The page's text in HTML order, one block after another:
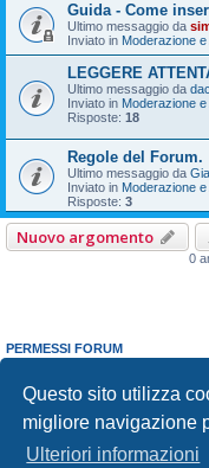
Questo sito utilizza
migliore navigazione
Ulteriori informazioni
Guida - Come
Ultimo messaggio da
Inviato in Moderazione e
LEGGERE
Ultimo messaggio da
Inviato in Moderazione e
Risposte: 18
Regole del Forum.
Ultimo messaggio da
Inviato in Moderazione e
Risposte: 3
Nuovo argomento
0
PERMESSI FORUM
Non puoirispondere negli
Non puoimodificare i tuoi
Non puoicancellare i tuoi
Non puoi
inviare allegati